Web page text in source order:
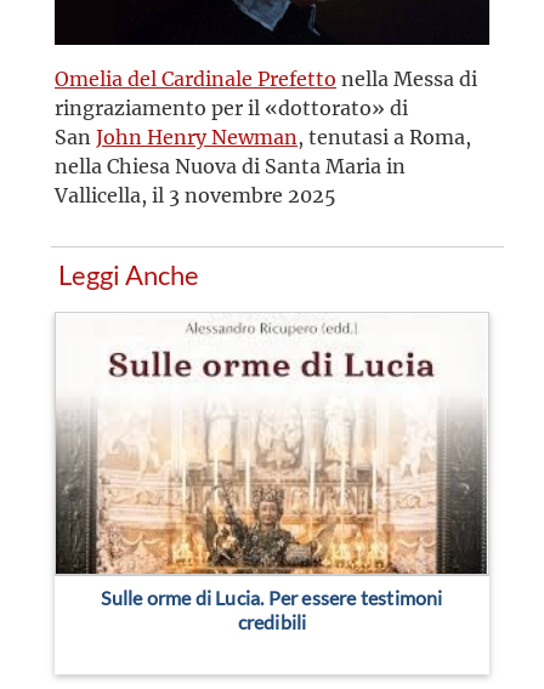
Omelia del Cardinale Prefetto nella Messa di
ringraziamento per il «dottorato» di
SanJohn Henry Newman, tenutasi a Roma,
nella Chiesa Nuova di Santa Maria in
Vallicella, il 3 novembre 2025
Leggi Anche
Sulle orme di Lucia. Per essere testimoni
credibili